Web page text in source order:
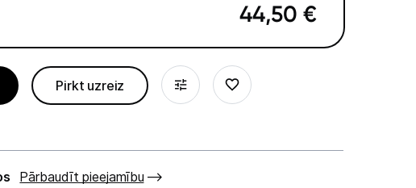
44,50 €
Pirkt uzreiz
Pārbaudīt pieejamību